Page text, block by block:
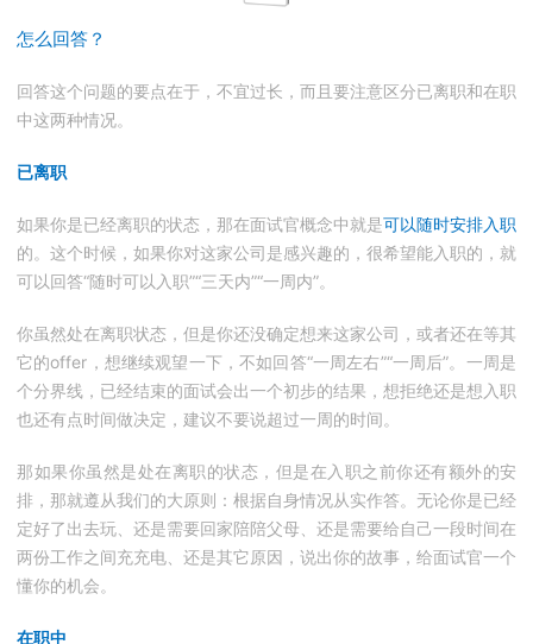
怎么回答？
回答这个问题的要点在于，不宜过长，而且要注意区分已离职和在职
中这两种情况。
已离职
如果你是已经离职的状态，那在面试官概念中就是可以随时安排入职
的。这个时候，如果你对这家公司是感兴趣的，很希望能入职的，就
可以回答“随时可以入职”“三天内”“一周内”。
你虽然处在离职状态，但是你还没确定想来这家公司，或者还在等其
它的offer，想继续观望一下，不如回答“一周左右”“一周后”。一周是
个分界线，已经结束的面试会出一个初步的结果，想拒绝还是想入职
也还有点时间做决定，建议不要说超过一周的时间。
那如果你虽然是处在离职的状态，但是在入职之前你还有额外的安
排，那就遵从我们的大原则：根据自身情况从实作答。无论你是已经
定好了出去玩、还是需要回家陪陪父母、还是需要给自己一段时间在
两份工作之间充充电、还是其它原因，说出你的故事，给面试官一个
懂你的机会。
在职中